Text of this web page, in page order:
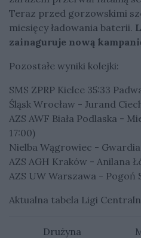
Teraz przed gorzowskimi
miesięcy ładowania baterii.
zainaguruje nową
Pozostałe wyniki kolejki:
SMS ZPRP Kielce 35:33
Śląsk Wrocław - Jurand
AZS AWF Biała Podlaska -
17:00)
Nielba Wągrowiec -
AZS AGH Kraków - Anilana
AZS UW Warszawa - Pogoń
Aktualna tabela Ligi
Drużyna